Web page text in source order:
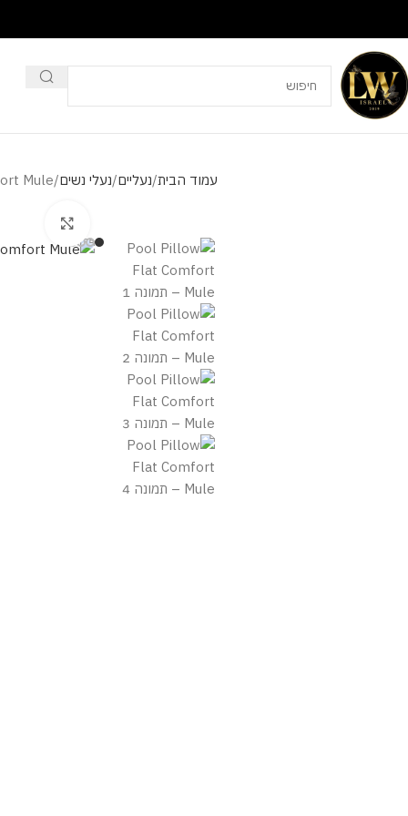
עמוד הבית נעליים נעלי נשים Mule